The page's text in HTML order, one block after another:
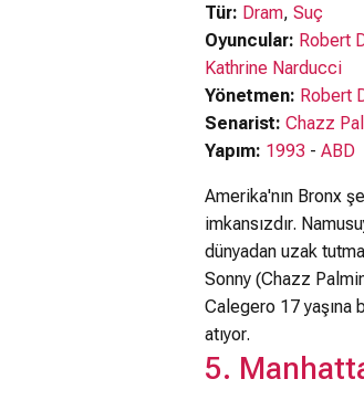
Tür: Dram, Suç
Oyuncular: Robert
Kathrine Narducci
Yönetmen: Robert
Senarist: Chazz
Yapım: 1993 - ABD
Amerika'nın Bronx
imkansızdır.
dünyadan uzak
Sonny (Chazz
Calegero 17 yaşına
atıyor.
5.